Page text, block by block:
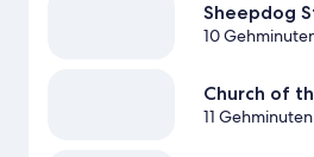
Sheepdog
10
Church of
11 Gehminuten